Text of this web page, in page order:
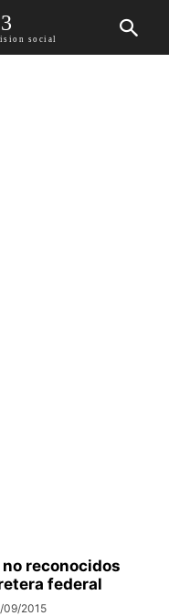
social
reconocidos
federal
09/2015